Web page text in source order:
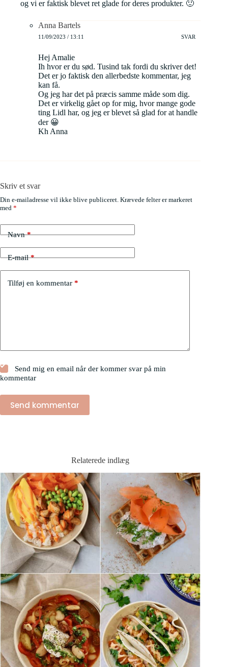
og vi er faktisk blevet ret glade for deres produkter. 🙂
Anna Bartels
11/09/2023 / 13:11 SVAR
Hej Amalie
Ih hvor er du sød. Tusind tak fordi du skriver det!
Det er jo faktisk den allerbedste kommentar, jeg
kan få.
Og jeg har det på præcis samme måde som dig.
Det er virkelig gået op for mig, hvor mange gode
ting Lidl har, og jeg er blevet så glad for at handle
der 😀
Kh Anna
Skriv et svar
Din e-mailadresse vil ikke blive publiceret. Krævede felter er markeret
med *
Navn*
E-mail*
Tilføj en kommentar *
Send mig en email når der kommer svar på min
kommentar
Send kommentar
Relaterede indlæg